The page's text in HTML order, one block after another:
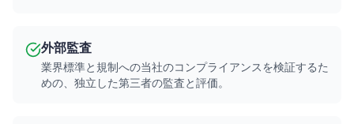
外部監査
業界標準と規制への当社のコンプライアンスを検証するた
めの、独立した第三者の監査と評価。